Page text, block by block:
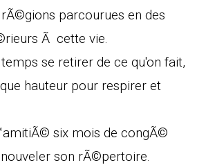
parcourues en des
Ã cette vie.
se retirer de ce qu'on fait,
hauteur pour respirer et
six mois de congÃ©
son rÃ©pertoire.